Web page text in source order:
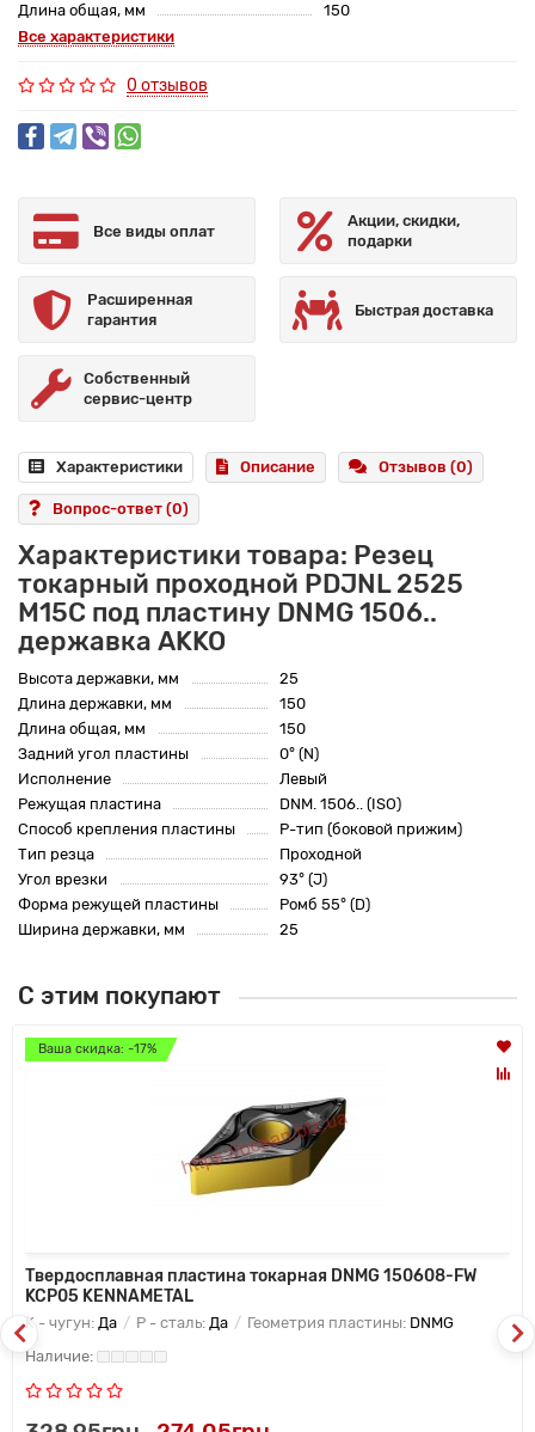
Длина общая, мм
150
Все характеристики
0 отзывов
Все виды оплат
Акции, скидки,
подарки
Расширенная
гарантия
Быстрая доставка
Собственный
сервис-центр
Характеристики Описание Отзывов (0)
Вопрос-ответ (0)
Характеристики товара: Резец
токарный проходной PDJNL 2525
M15C под пластину DNMG 1506..
державка AKKO
Высота державки, мм
25
Длина державки, мм
150
Длина общая, мм
150
Задний угол пластины
0° (N)
Исполнение
Левый
Режущая пластина
DNM. 1506.. (ISO)
Способ крепления пластины
P-тип (боковой прижим)
Тип резца
Проходной
Угол врезки
93° (J)
Форма режущей пластины
Ромб 55° (D)
Ширина державки, мм
25
С этим покупают
Ваша скидка: -17%
Твердосплавная пластина токарная DNMG 150608-FW
KCP05 KENNAMETAL
K - чугун: Да P - сталь: Да Геометрия пластины: DNMG